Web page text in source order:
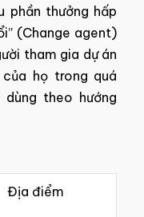
phần thưởng hấp
(Change agent)
tham gia dự án
họ trong quá
theo hướng
Địa điểm